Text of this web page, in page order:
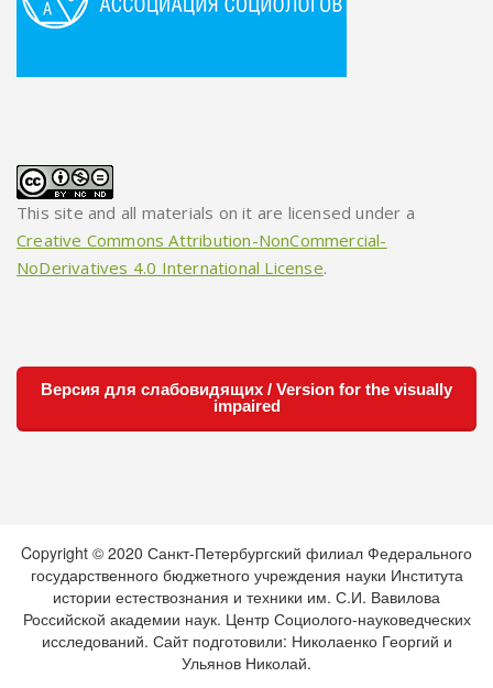
This site and all materials on it are licensed under a
Creative Commons Attribution-NonCommercial-
NoDerivatives 4.0 International License.
Версия для слабовидящих / Version for the visually
impaired
Copyright © 2020 Санкт-Петербургский филиал Федерального
государственного бюджетного учреждения науки Института
истории естествознания и техники им. С.И. Вавилова
Российской академии наук. Центр Социолого-науковедческих
исследований. Сайт подготовили: Николаенко Георгий и
Ульянов Николай.